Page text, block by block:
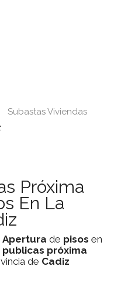
Subastas Viviendas
Próxima
En La
Apertura de pisos en
publicas próxima
de Cadiz